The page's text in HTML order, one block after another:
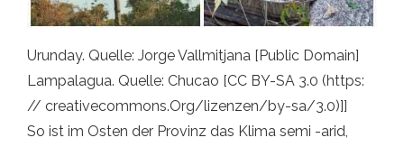
Urunday. Quelle: Jorge Vallmitjana [Public Domain]
Lampalagua. Quelle: Chucao [CC BY-SA 3.0 (https:
// creativecommons.Org/lizenzen/by-sa/3.0)]]
So ist im Osten der Provinz das Klima semi -arid,